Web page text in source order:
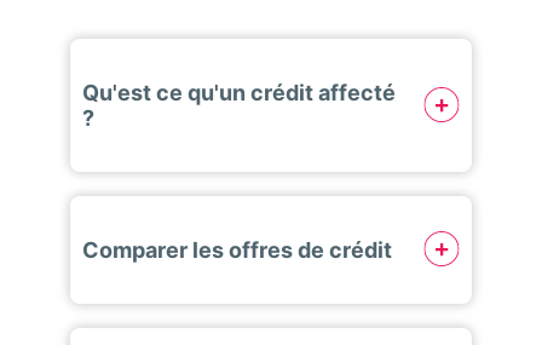
Qu'est ce qu'un crédit affecté
?
Comparer les offres de crédit